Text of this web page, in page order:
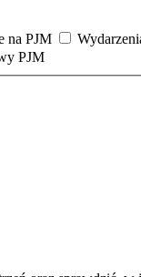
na PJM
PJM